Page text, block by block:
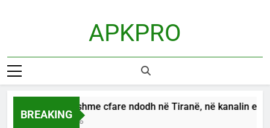
APKPRO
BREAKING
E pabesueshme cfare ndodh në Tiranë, në kanalin e
43 Minutes Ago